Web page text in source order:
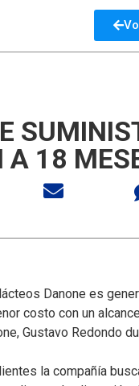
A 18
Danone es
costo con un
Gustavo Redondo
la compañía